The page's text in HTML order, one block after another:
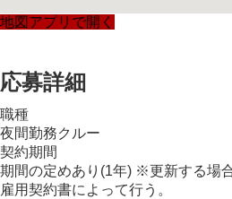
地図アプリで開く
応募詳細
職種
夜間勤務クルー
契約期間
期間の定めあり(1年) ※更新する場
雇用契約書によって行う。